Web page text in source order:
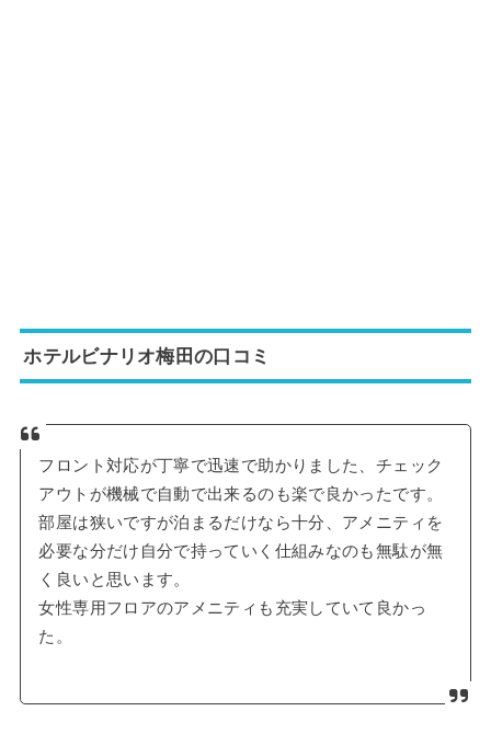
ホテルビナリオ梅田の口コミ
フロント対応が丁寧で迅速で助かりました、チェック
アウトが機械で自動で出来るのも楽で良かったです。
部屋は狭いですが泊まるだけなら十分、アメニティを
必要な分だけ自分で持っていく仕組みなのも無駄が無
く良いと思います。
女性専用フロアのアメニティも充実していて良かっ
た。